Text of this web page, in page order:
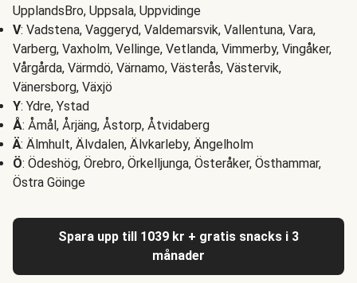
UpplandsBro, Uppsala, Uppvidinge
V: Vadstena, Vaggeryd, Valdemarsvik, Vallentuna, Vara,
Varberg, Vaxholm, Vellinge, Vetlanda, Vimmerby, Vingåker,
Vårgårda, Värmdö, Värnamo, Västerås, Västervik,
Vänersborg, Växjö
Y: Ydre, Ystad
Å: Åmål, Årjäng, Åstorp, Åtvidaberg
Ä: Älmhult, Älvdalen, Älvkarleby, Ängelholm
Ö: Ödeshög, Örebro, Örkelljunga, Österåker, Östhammar,
Östra Göinge
Spara upp till 1039 kr + gratis snacks i 3
månader